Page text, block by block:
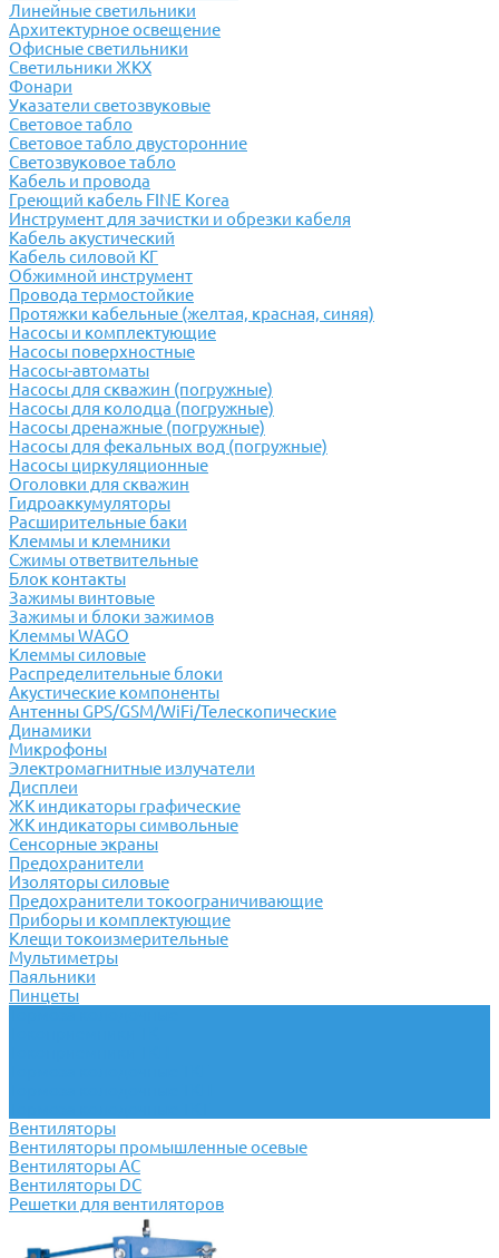
Линейные светильники
Архитектурное освещение
Офисные светильники
Светильники ЖКХ
Фонари
Указатели светозвуковые
Световое табло
Световое табло двусторонние
Светозвуковое табло
Кабель и провода
Греющий кабель FINE Korea
Инструмент для зачистки и обрезки кабеля
Кабель акустический
Кабель силовой КГ
Обжимной инструмент
Провода термостойкие
Протяжки кабельные (желтая, красная, синяя)
Насосы и комплектующие
Насосы поверхностные
Насосы-автоматы
Насосы для скважин (погружные)
Насосы для колодца (погружные)
Насосы дренажные (погружные)
Насосы для фекальных вод (погружные)
Насосы циркуляционные
Оголовки для скважин
Гидроаккумуляторы
Расширительные баки
Клеммы и клемники
Cжимы ответвительные
Блок контакты
Зажимы винтовые
Зажимы и блоки зажимов
Клеммы WAGO
Клеммы силовые
Распределительные блоки
Акустические компоненты
Антенны GPS/GSM/WiFi/Телескопические
Динамики
Микрофоны
Электромагнитные излучатели
Дисплеи
ЖК индикаторы графические
ЖК индикаторы символьные
Сенсорные экраны
Предохранители
Изоляторы силовые
Предохранители токоограничивающие
Приборы и комплектующие
Клещи токоизмерительные
Мультиметры
Паяльники
Пинцеты
Вентиляторы
Вентиляторы промышленные осевые
Вентиляторы АС
Вентиляторы DC
Решетки для вентиляторов